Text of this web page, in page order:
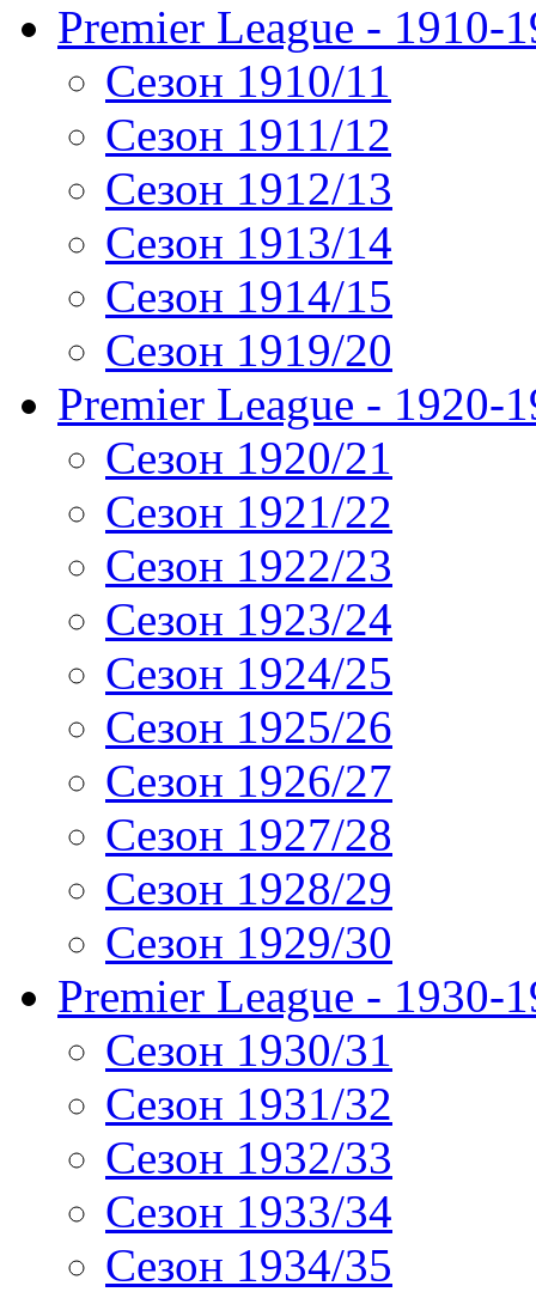
Premier League - 1910-
Сезон 1910/11
Сезон 1911/12
Сезон 1912/13
Сезон 1913/14
Сезон 1914/15
Сезон 1919/20
Premier League - 1920-
Сезон 1920/21
Сезон 1921/22
Сезон 1922/23
Сезон 1923/24
Сезон 1924/25
Сезон 1925/26
Сезон 1926/27
Сезон 1927/28
Сезон 1928/29
Сезон 1929/30
Premier League - 1930-
Сезон 1930/31
Сезон 1931/32
Сезон 1932/33
Сезон 1933/34
Сезон 1934/35